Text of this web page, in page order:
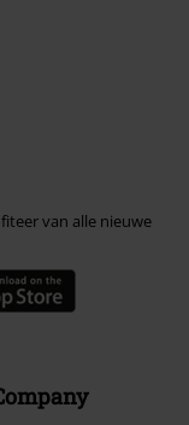
van alle nieuwe